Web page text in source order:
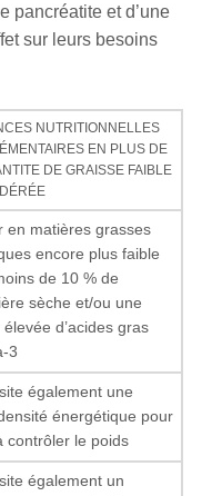
pancréatite et d’une
sur leurs besoins
NUTRITIONNELLES
EN PLUS DE
DE GRAISSE FAIBLE
en matières grasses
encore plus faible
de 10 % de
sèche et/ou une
d’acides gras
3
également une
énergétique pour
contrôler le poids
également un